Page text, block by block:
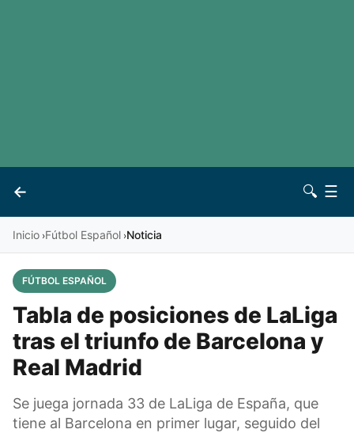
←
Vives 🔍 ☰
Inicio ›Fútbol Español ›Noticia
FÚTBOL ESPAÑOL
Tabla de posiciones de LaLiga
tras el triunfo de Barcelona y
Real Madrid
Se juega jornada 33 de LaLiga de España, que
tiene al Barcelona en primer lugar, seguido del